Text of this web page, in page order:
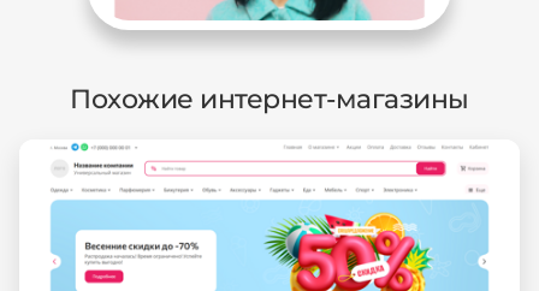
Похожие интернет-магазины